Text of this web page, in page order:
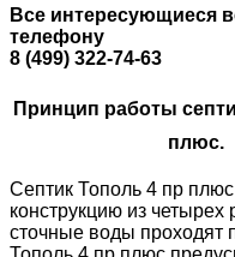
Все интересующиеся
телефону
8 (499) 322-74-63
Принцип работы
плюс.
Септик Тополь 4 пр
конструкцию из
сточные воды проходят